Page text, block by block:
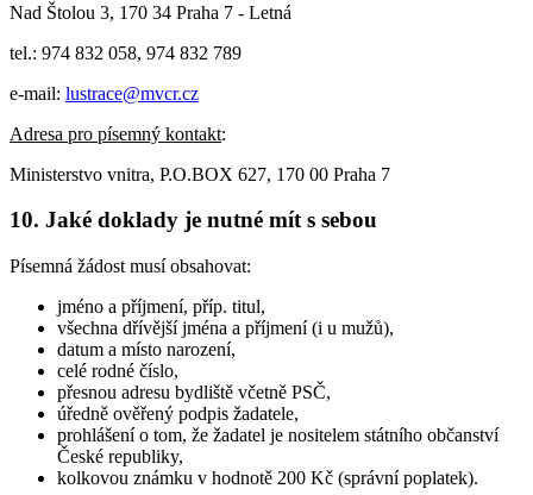
Nad Štolou 3, 170 34 Praha 7 - Letná
tel.: 974 832 058, 974 832 789
e-mail: lustrace@mvcr.cz
Adresa pro písemný kontakt:
Ministerstvo vnitra, P.O.BOX 627, 170 00 Praha 7
10. Jaké doklady je nutné mít s sebou
Písemná žádost musí obsahovat:
jméno a příjmení, příp. titul,
všechna dřívější jména a příjmení (i u mužů),
datum a místo narození,
celé rodné číslo,
přesnou adresu bydliště včetně PSČ,
úředně ověřený podpis žadatele,
prohlášení o tom, že žadatel je nositelem státního občanství
České republiky,
kolkovou známku v hodnotě 200 Kč (správní poplatek).